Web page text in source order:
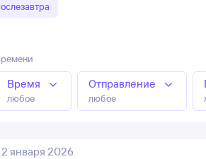
Время
любое
Отправление
любое
2 января 2026